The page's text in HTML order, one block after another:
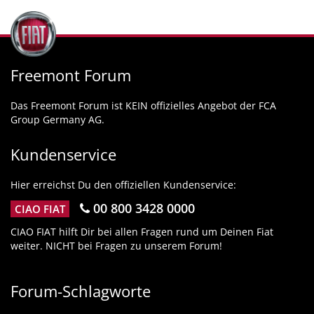
Freemont Forum
Das Freemont Forum ist KEIN offizielles Angebot der FCA
Group Germany AG.
Kundenservice
Hier erreichst Du den offiziellen Kundenservice:
CIAO FIAT 00 800 3428 0000
CIAO FIAT hilft Dir bei allen Fragen rund um Deinen Fiat
weiter. NICHT bei Fragen zu unserem Forum!
Forum-Schlagworte